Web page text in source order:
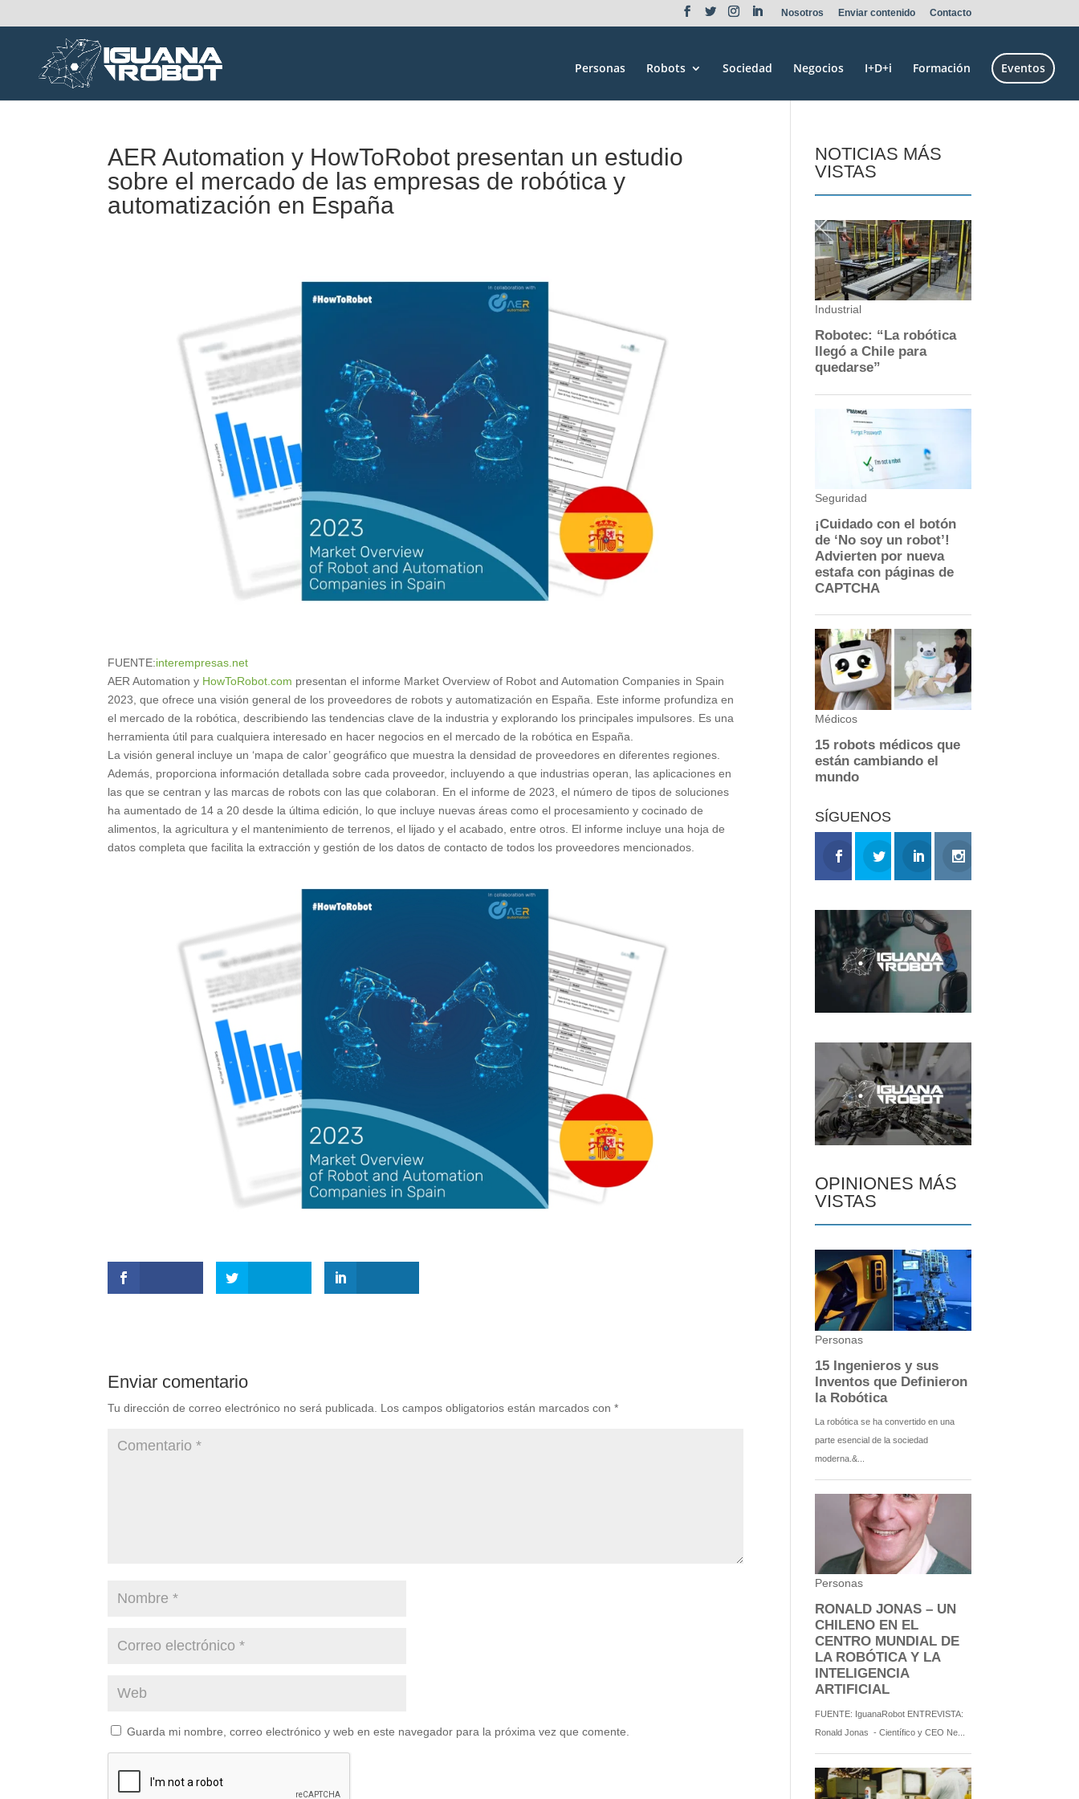
Nosotros Enviar contenido Contacto
Personas Robots Sociedad Negocios I+D+i Formación Eventos
AER Automation y HowToRobot presentan un estudio
sobre el mercado de las empresas de robótica y
automatización en España
FUENTE:interempresas.net
AER Automation y HowToRobot.com presentan el informe Market Overview of Robot and Automation Companies in Spain
2023, que ofrece una visión general de los proveedores de robots y automatización en España. Este informe profundiza en
el mercado de la robótica, describiendo las tendencias clave de la industria y explorando los principales impulsores. Es una
herramienta útil para cualquiera interesado en hacer negocios en el mercado de la robótica en España.
La visión general incluye un ‘mapa de calor’ geográfico que muestra la densidad de proveedores en diferentes regiones.
Además, proporciona información detallada sobre cada proveedor, incluyendo a que industrias operan, las aplicaciones en
las que se centran y las marcas de robots con las que colaboran. En el informe de 2023, el número de tipos de soluciones
ha aumentado de 14 a 20 desde la última edición, lo que incluye nuevas áreas como el procesamiento y cocinado de
alimentos, la agricultura y el mantenimiento de terrenos, el lijado y el acabado, entre otros. El informe incluye una hoja de
datos completa que facilita la extracción y gestión de los datos de contacto de todos los proveedores mencionados.
Enviar comentario
Tu dirección de correo electrónico no será publicada. Los campos obligatorios están marcados con*
Guarda mi nombre, correo electrónico y web en este navegador para la próxima vez que comente.
NOTICIAS MÁS
VISTAS
SÍGUENOS
OPINIONES MÁS
VISTAS